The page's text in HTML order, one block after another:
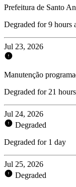
Prefeitura de Santo
Degraded for 9 hours
Jul 23, 2026
Manutenção
Degraded for 21
Jul 24, 2026
Degraded
Degraded for 1 day
Jul 25, 2026
Degraded